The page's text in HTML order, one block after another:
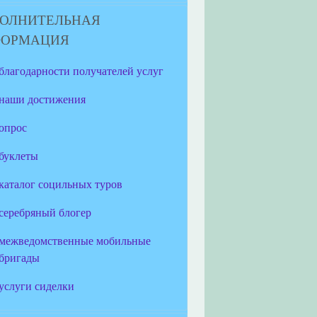
получателей услуг
достижения
социльных туров
блогер
мобильные
сиделки